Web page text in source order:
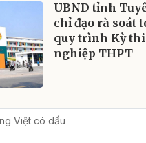
UBND tỉnh
chỉ đạo rà soát
quy trình Kỳ
nghiệp THPT